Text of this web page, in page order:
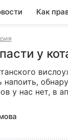
Как
у
напоить,
у нас нет, в